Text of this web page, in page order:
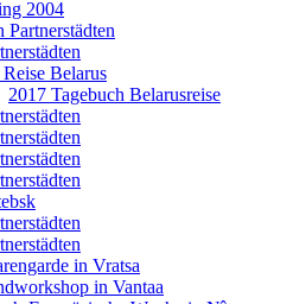
2004
Partnerstädten
Belarus
2017 Tagebuch Belarusreise
in Vratsa
in Vantaa